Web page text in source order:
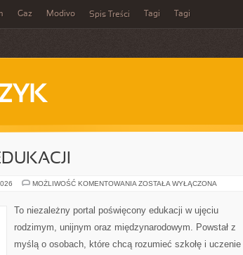
Gaz Modivo Spis Treści Tagi Tagi
MOŻLIWOŚĆ KOMENTOWANIA FINANSOWANIE
ZOSTAŁA WYŁĄCZONA
To niezależny portal poświęcony edukacji w ujęciu
rodzimym, unijnym oraz międzynarodowym. Powstał z
myślą o osobach, które chcą rozumieć szkołę i uczenie